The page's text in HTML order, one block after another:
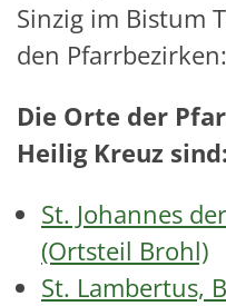
Sinzig im Bistum
den Pfarrbezirken:
Die Orte der
Heilig Kreuz sind:
St. Johannes
(Ortsteil Brohl)
St. Lambertus,